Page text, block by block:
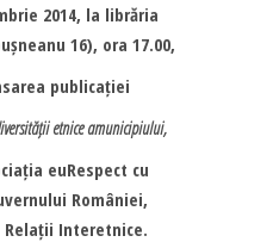
2014, la librăria
16), ora 17.00,
publicației
etnice amunicipiului,
euRespect cu
României,
Interetnice.